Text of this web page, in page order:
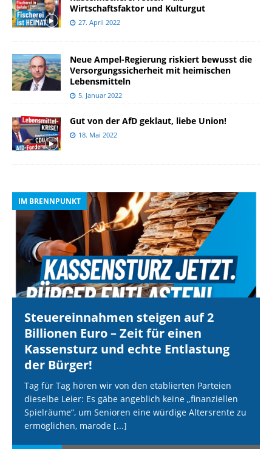
Wirtschaftsfaktor und Kulturgut
27. April 2022
Neue Ampel-Regierung riskiert bewusst die
Versorgungssicherheit mit heimischen
Lebensmitteln
5. Januar 2022
Gut von der AfD geklaut, liebe Union!
18. Mai 2022
IM BRENNPUNKT
Steuereinnahmen steigen auf 2
Billionen Euro – Zeit für einen
Kassensturz und echte Entlastung
der Bürger!
Tag für Tag hören wir von den etablierten Parteien
dieselbe Leier: Es gäbe angeblich keine „finanziellen
Spielräume“, um Senioren eine würdige Altersrente zu
ermöglichen, marode [...]